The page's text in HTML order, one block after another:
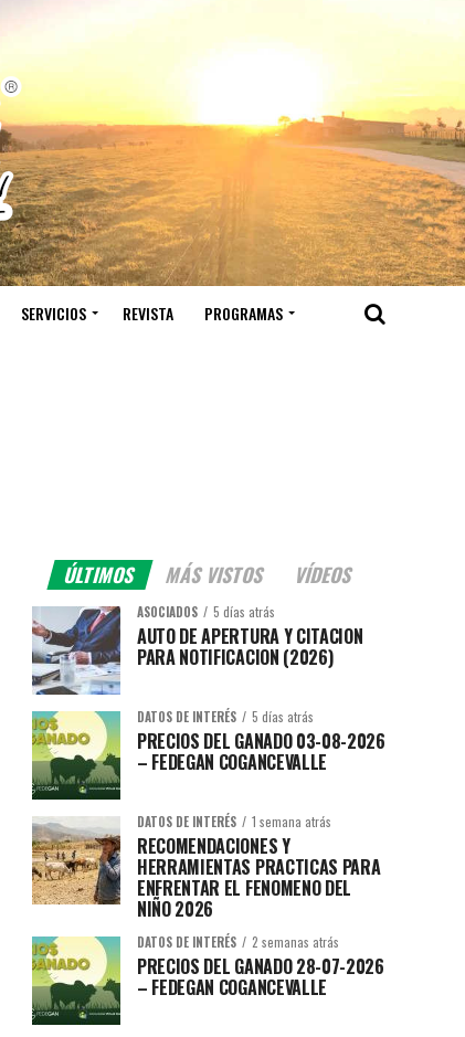
SERVICIOS REVISTA PROGRAMAS
ÚLTIMOS MÁS VISTOS VÍDEOS
ASOCIADOS 5 días atrás
AUTO DE APERTURA Y CITACION
PARA NOTIFICACION (2026)
DATOS DE INTERÉS 5 días atrás
PRECIOS DEL GANADO 03-08-2026
– FEDEGAN COGANCEVALLE
DATOS DE INTERÉS 1 semana atrás
RECOMENDACIONES Y
HERRAMIENTAS PRACTICAS PARA
ENFRENTAR EL FENOMENO DEL
NIÑO 2026
DATOS DE INTERÉS 2 semanas atrás
PRECIOS DEL GANADO 28-07-2026
– FEDEGAN COGANCEVALLE